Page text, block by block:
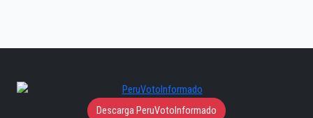
Descarga PeruVotoInformado